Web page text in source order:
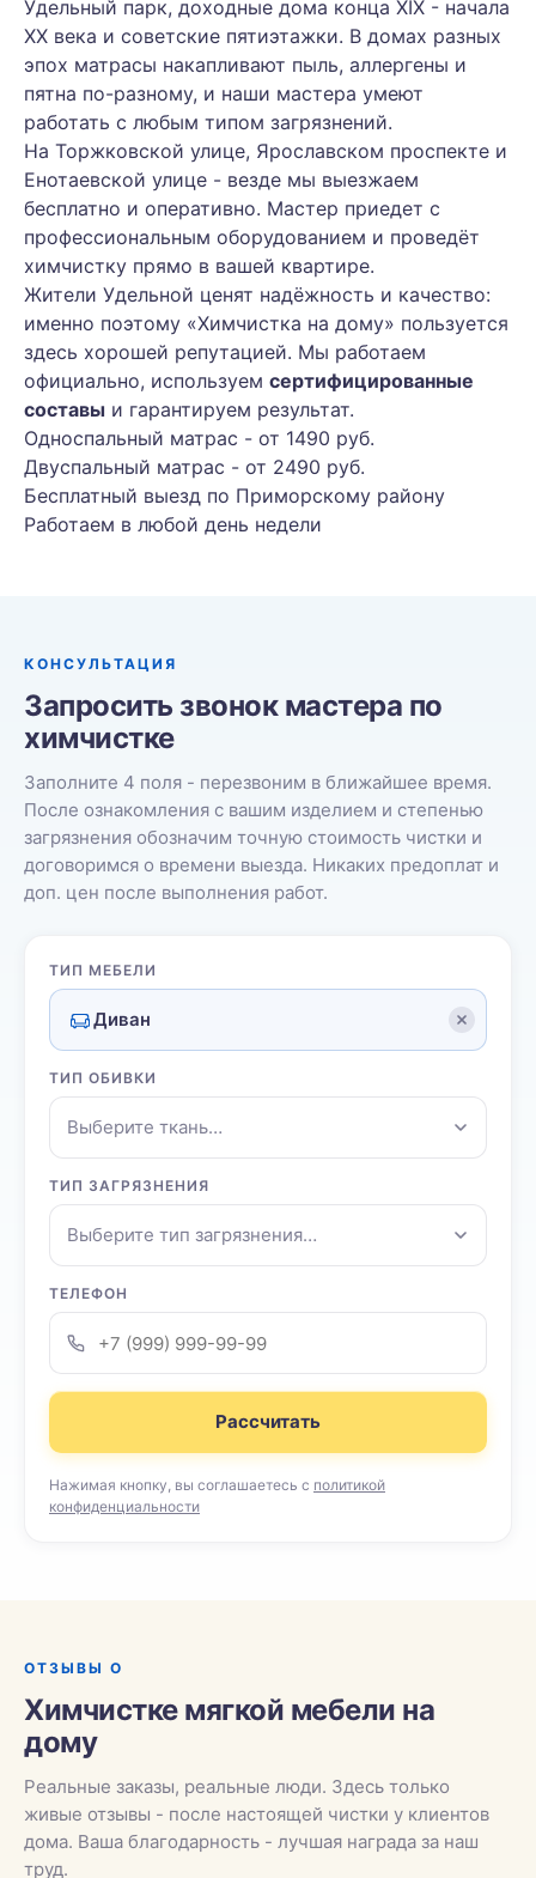
Удельный парк, доходные дома конца XIX - начала
XX века и советские пятиэтажки. В домах разных
эпох матрасы накапливают пыль, аллергены и
пятна по-разному, и наши мастера умеют
работать с любым типом загрязнений.
На Торжковской улице, Ярославском проспекте и
Енотаевской улице - везде мы выезжаем
бесплатно и оперативно. Мастер приедет с
профессиональным оборудованием и проведёт
химчистку прямо в вашей квартире.
Жители Удельной ценят надёжность и качество:
именно поэтому «Химчистка на дому» пользуется
здесь хорошей репутацией. Мы работаем
официально, используем сертифицированные
составы и гарантируем результат.
Односпальный матрас - от 1490 руб.
Двуспальный матрас - от 2490 руб.
Бесплатный выезд по Приморскому району
Работаем в любой день недели
КОНСУЛЬТАЦИЯ
Запросить звонок мастера по
химчистке
Заполните 4 поля - перезвоним в ближайшее время.
После ознакомления с вашим изделием и степенью
загрязнения обозначим точную стоимость чистки и
договоримся о времени выезда. Никаких предоплат и
доп. цен после выполнения работ.
ТИП МЕБЕЛИ
Диван
ТИП ОБИВКИ
Выберите ткань…
ТИП ЗАГРЯЗНЕНИЯ
Выберите тип загрязнения…
ТЕЛЕФОН
Рассчитать
Нажимая кнопку, вы соглашаетесь с политикой
конфиденциальности
ОТЗЫВЫ О
Химчистке мягкой мебели на
дому
Реальные заказы, реальные люди. Здесь только
живые отзывы - после настоящей чистки у клиентов
дома. Ваша благодарность - лучшая награда за наш
труд.